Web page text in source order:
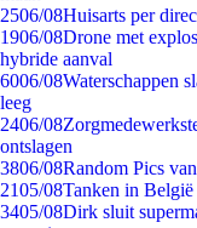
2506/08Huisarts per
1906/08Drone met
hybride aanval
6006/08Waterschappen
leeg
2406/08
ontslagen
3806/08Random Pics
2105/08Tanken in
3405/08Dirk sluit